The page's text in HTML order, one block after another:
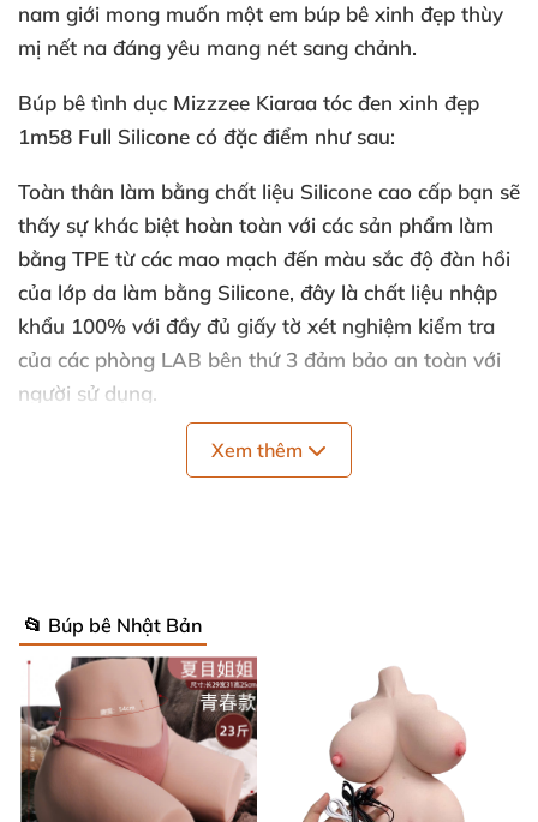
nam giới mong muốn một em búp bê xinh đẹp thùy
mị nết na đáng yêu mang nét sang chảnh.
Búp bê tình dục Mizzzee Kiaraa tóc đen xinh đẹp
1m58 Full Silicone có đặc điểm như sau:
Toàn thân làm bằng chất liệu Silicone cao cấp bạn sẽ
thấy sự khác biệt hoàn toàn với các sản phẩm làm
bằng TPE từ các mao mạch đến màu sắc độ đàn hồi
của lớp da làm bằng Silicone, đây là chất liệu nhập
khẩu 100% với đầy đủ giấy tờ xét nghiệm kiểm tra
của các phòng LAB bên thứ 3 đảm bảo an toàn với
người sử dụng.
Đầu cấy tóc liền khối giúp tạo sự liền mạch và chân
thật hơn dễ chăm sóc tóc hơn cho sản phẩm
Đứng sản phẩm đã tích hợp bộ đinh tăng cứng ở
chân giúp sản phẩm có thể đứng để trưng bày hoặc
cosplay sản phẩm này.
Xem thêm
📂 Búp bê Nhật Bản